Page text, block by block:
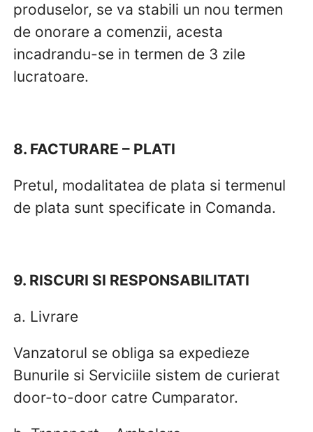
produselor, se va stabili un nou termen
de onorare a comenzii, acesta
incadrandu-se in termen de 3 zile
lucratoare.
8. FACTURARE – PLATI
Pretul, modalitatea de plata si termenul
de plata sunt specificate in Comanda.
9. RISCURI SI RESPONSABILITATI
a. Livrare
Vanzatorul se obliga sa expedieze
Bunurile si Serviciile sistem de curierat
door-to-door catre Cumparator.